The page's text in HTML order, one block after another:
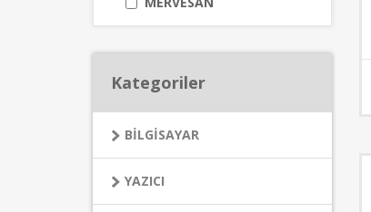
Kategoriler
BİLGİSAYAR
YAZICI